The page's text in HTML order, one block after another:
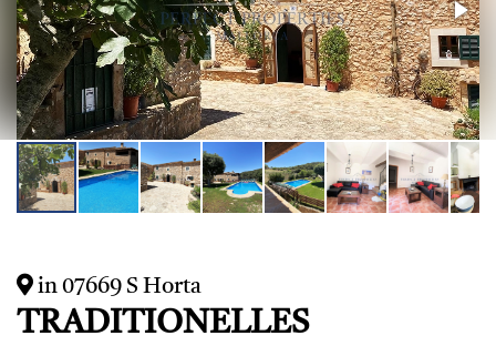
in 07669 S Horta
TRADITIONELLES